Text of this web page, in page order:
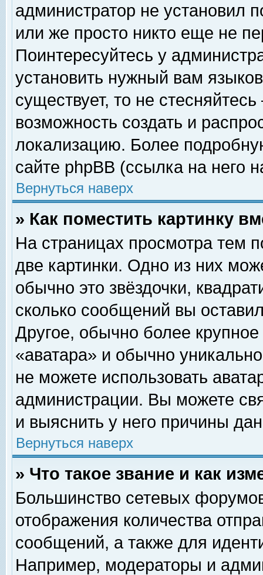
администратор не установил
или же просто никто еще не
Поинтересуйтесь у
установить нужный вам
существует, то не
возможность создать и
локализацию. Более
сайте phpBB (ссылка на него
Вернуться наверх
» Как поместить картинку
На страницах просмотра тем
две картинки. Одно из них
обычно это звёздочки,
сколько сообщений вы
Другое, обычно более
«аватара» и обычно
не можете использовать
администрации. Вы можете
и выяснить у него причины
Вернуться наверх
» Что такое звание и как
Большинство сетевых
отображения количества
сообщений, а также для
Например, модераторы и